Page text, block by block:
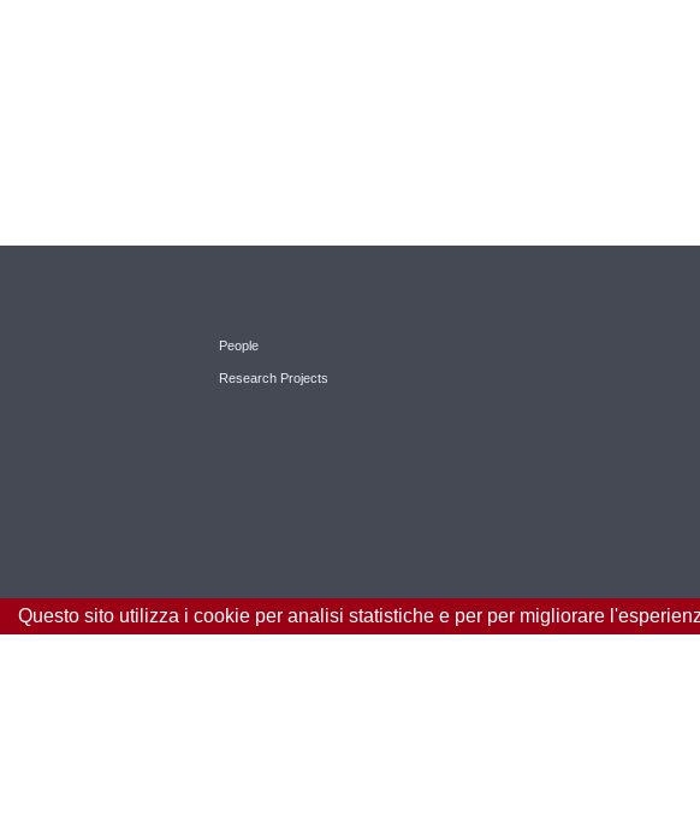
People
Research Projects
Questo sito utilizza i cookie per analisi statistiche e per per migliorare